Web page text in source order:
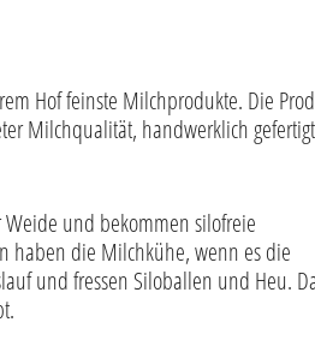
Hof feinste Milchprodukte. Die
Milchqualität, handwerklich
und bekommen silofreie
haben die Milchkühe, wenn es die
und fressen Siloballen und Heu.